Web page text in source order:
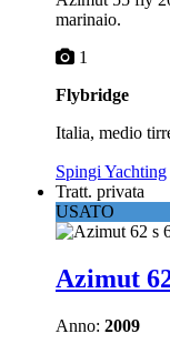
marinaio.
1
Flybridge
Italia, medio
Spingi Yachting
Tratt. privata
USATO
Azimut
Anno: 2009